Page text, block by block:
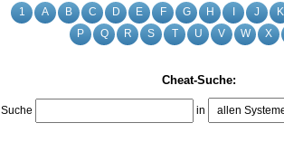
1 A B C D E F G H J K
P
Q R S T U V W X
Cheat-Suche:
Suche in